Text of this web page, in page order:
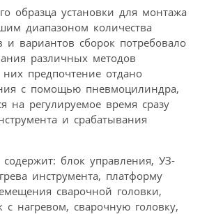
образца установки для монтажа
диапазоном количества
вариантов сборок потребовало
различных методов
предпочтение отдано
с помощью пневмоцилиндра,
на регулируемое время сразу
и срабатывания
содержит: блок управления, УЗ-
инструмента, платформу
сварочной головки,
с нагревом, сварочную головку,